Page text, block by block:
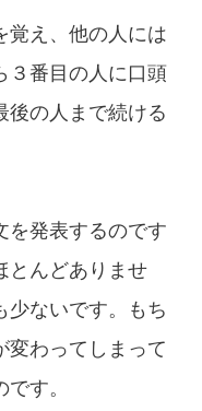
覚え、他の人には
３番目の人に口頭
後の人まで続ける
を発表するのです
とんどありませ
少ないです。もち
変わってしまって
す。